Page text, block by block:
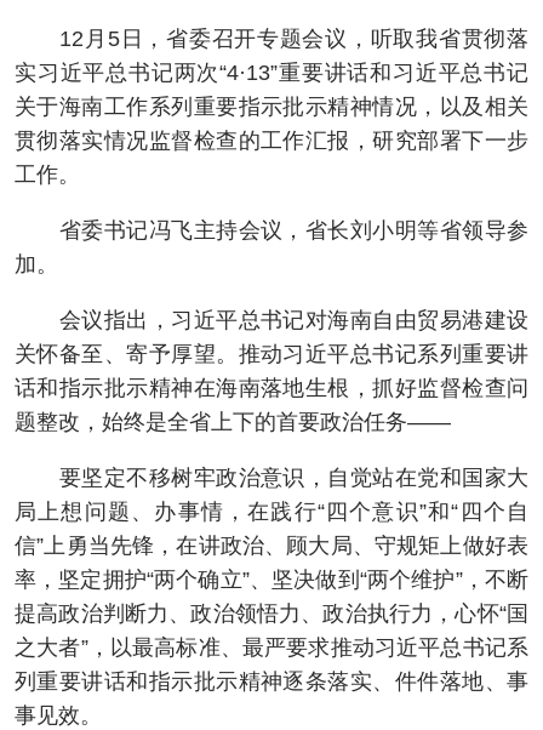
12月5日，省委召开专题会议，听取我省贯彻落
实习近平总书记两次“4·13”重要讲话和习近平总书记
关于海南工作系列重要指示批示精神情况，以及相关
贯彻落实情况监督检查的工作汇报，研究部署下一步
工作。
省委书记冯飞主持会议，省长刘小明等省领导参
加。
会议指出，习近平总书记对海南自由贸易港建设
关怀备至、寄予厚望。推动习近平总书记系列重要讲
话和指示批示精神在海南落地生根，抓好监督检查问
题整改，始终是全省上下的首要政治任务——
要坚定不移树牢政治意识，自觉站在党和国家大
局上想问题、办事情，在践行“四个意识”和“四个自
信”上勇当先锋，在讲政治、顾大局、守规矩上做好表
率，坚定拥护“两个确立”、坚决做到“两个维护”，不断
提高政治判断力、政治领悟力、政治执行力，心怀“国
之大者”，以最高标准、最严要求推动习近平总书记系
列重要讲话和指示批示精神逐条落实、件件落地、事
事见效。